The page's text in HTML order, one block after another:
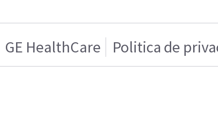
GE HealthCare Politica de